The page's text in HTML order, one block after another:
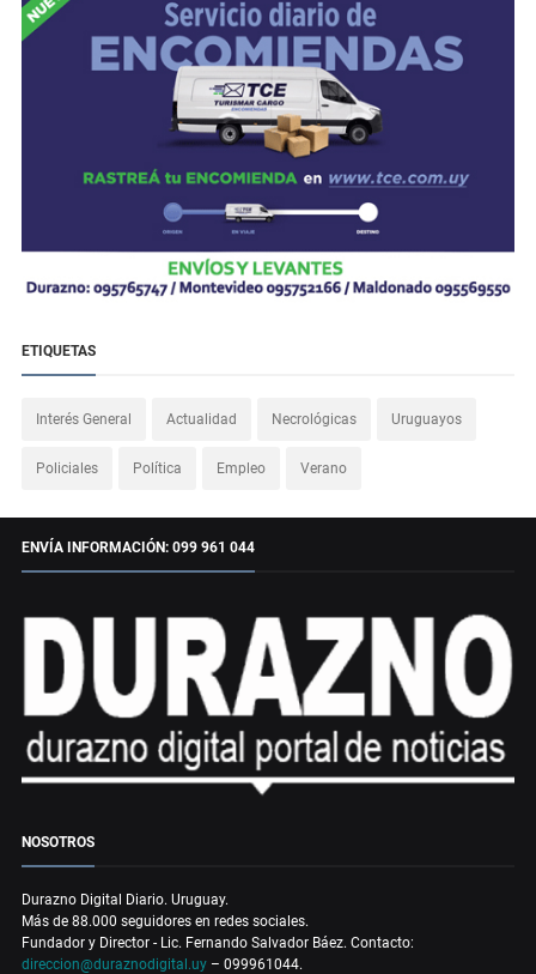
ETIQUETAS
Interés General Actualidad Necrológicas Uruguayos
Policiales Política Empleo Verano
ENVÍA INFORMACIÓN: 099 961 044
NOSOTROS
Durazno Digital Diario. Uruguay.
Más de 88.000 seguidores en redes sociales.
Fundador y Director - Lic. Fernando Salvador Báez. Contacto:
direccion@duraznodigital.uy – 099961044.